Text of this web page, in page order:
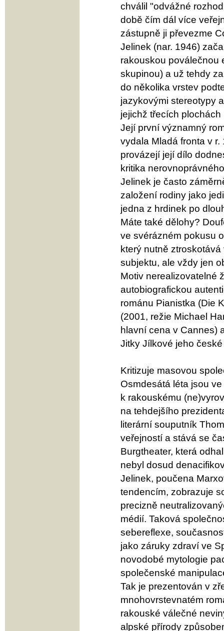
chválil "odvážné
době čím dál více
zástupně ji převezme
Jelinek (nar. 1946)
rakouskou poválečnou
skupinou) a už tehdy
do několika vrstev
jazykovými stereotypy
jejichž třecích
Její první významný
vydala Mladá fronta v
provázejí její dílo
kritika
Jelinek je často
založení rodiny jako
jedna z hrdinek po
Máte také dělohy?
ve svérázném pokusu
který nutně
subjektu, ale vždy jen
Motiv nerealizovatelné
autobiografickou
románu Pianistka (Die
(2001, režie Michael
hlavní cena v Cannes)
Jitky Jílkové jeho
Kritizuje masovou
Osmdesátá léta jsou
k rakouskému
na tehdejšího
literární souputník
veřejností a stává se
Burgtheater, která
nebyl dosud
Jelinek, poučena
tendencím, zobrazuje
precizně
médií. Taková
sebereflexe,
jako záruky zdraví ve
novodobé mytologie
společenské
Tak je prezentován v
mnohovrstevnatém
rakouské válečné
alpské přírody